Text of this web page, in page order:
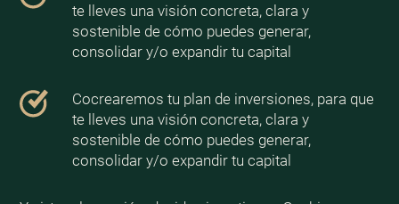
te lleves una visión concreta, clara y
sostenible de cómo puedes generar,
consolidar y/o expandir tu capital
Cocrearemos tu plan de inversiones, para que
te lleves una visión concreta, clara y
sostenible de cómo puedes generar,
consolidar y/o expandir tu capital